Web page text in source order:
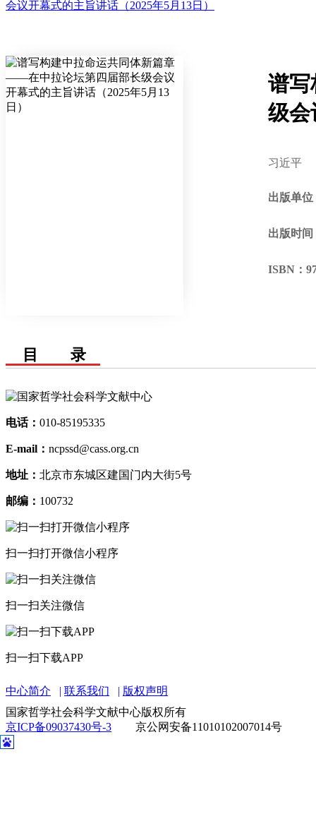
会议开幕式的主旨讲话（2025年5月13日）
谱
级会
习近平
出版单位
出版时间
ISBN：
目 录
电话： 010-85195335
E-mail： ncpssd@cass.org.cn
地址： 北京市东城区建国门内大街5号
邮编： 100732
扫一扫打开微信小程序
扫一扫关注微信
扫一扫下载APP
中心简介 联系我们
版权声明
国家哲学社会科学文献中心版权所有
京ICP备09037430号-3
京公网安备11010102007014号